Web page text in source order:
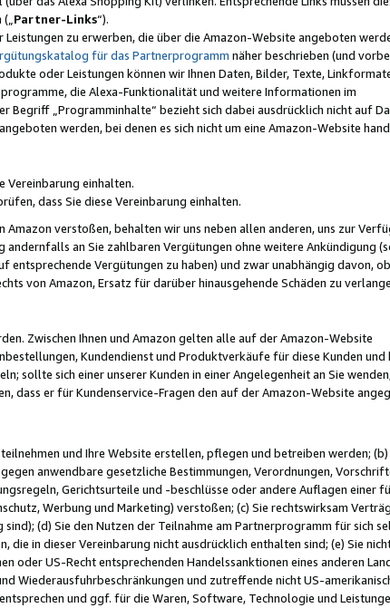
Partner-Links“).
zu erwerben, die über die Amazon-Website angeboten
für das Partnerprogramm näher beschrieben (und
oder Leistungen können wir Ihnen Daten, Bilder, Texte,
die Alexa-Funktionalität und weitere Informationen im
Begriff „Programminhalte“ bezieht sich dabei ausdrücklich nicht auf
werden, bei denen es sich nicht um eine Amazon-Website
Vereinbarung einhalten.
dass Sie diese Vereinbarung einhalten.
verstoßen, behalten wir uns neben allen anderen, uns zur
andernfalls an Sie zahlbaren Vergütungen ohne weitere Ankündigung
Vergütungen zu haben) und zwar unabhängig davon,
von Amazon, Ersatz für darüber hinausgehende Schäden zu
Zwischen Ihnen und Amazon gelten alle auf der Amazon-Website
Kundendienst und Produktverkäufe für diese Kunden und
sollte sich einer unserer Kunden in einer Angelegenheit an Sie
dass er für Kundenservice-Fragen den auf der Amazon-Website
und Ihre Website erstellen, pflegen und betreiben werden;
anwendbare gesetzliche Bestimmungen, Verordnungen,
Gerichtsurteile und -beschlüsse oder andere Auflagen einer
Werbung und Marketing) verstoßen; (c) Sie rechtswirksam
(d) Sie den Nutzen der Teilnahme am Partnerprogramm für sich
in dieser Vereinbarung nicht ausdrücklich enthalten sind; (e) Sie
oder US-Recht entsprechenden Handelssanktionen eines anderen
Wiederausfuhrbeschränkungen und zutreffende nicht US-
und ggf. für die Waren, Software, Technologie und